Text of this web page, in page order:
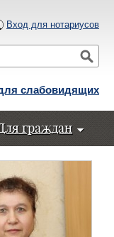
Вход для нотариусов
слабовидящих
граждан